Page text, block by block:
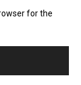
for the